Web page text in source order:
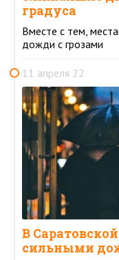
градуса
Вместе с тем,
дожди с грозами
11 апреля 22
В
сильными